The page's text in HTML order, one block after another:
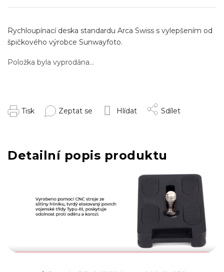
cena:
Položka byla vyprodána…
Rychloupínací deska standardu Arca Swiss s vylepšením od
špičkového výrobce Sunwayfoto.
Tisk Zeptat se Hlídat Sdílet
Detailní popis produktu